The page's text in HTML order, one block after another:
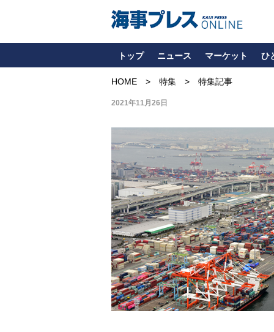
トップ ニュース マーケット ひ
HOME 特集 特集記事
2021年11月26日